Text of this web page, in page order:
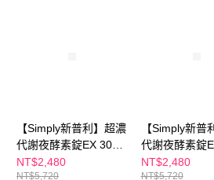
※ 交易是否成功請以「AFTEE先享後付 」之
是否繳費成功／繳費後需取消欲退款等相關疑
客戶支援中心」https://
付款後萊爾富取貨
每筆NT$100，滿NT$600(含以上)免運費
7-11付款取貨
【Simply新普利】超濃
代謝夜酵素錠EX 30顆
(x2盒)(夜間代謝酵素升
級版) +【m2美度】超
NT$2,480
NT$5,720
【Simply新普
代謝夜酵素錠
(x2盒)(夜間代
級版)+【m2美
NT$2,480
NT$5,720